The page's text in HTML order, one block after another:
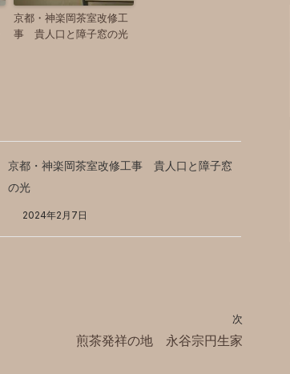
京都・神楽岡茶室改修工
事 貴人口と障子窓の光
京都・神楽岡茶室改修工事 貴人口と障子窓
の光
2024年2月7日
次
煎茶発祥の地 永谷宗円生家